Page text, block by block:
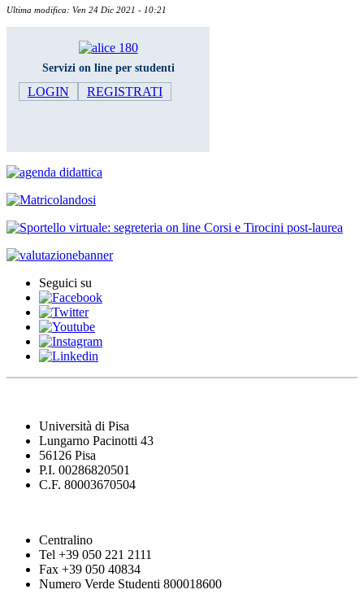
Ultima modifica: Ven 24 Dic 2021 - 10:21
Servizi on line per studenti
LOGIN REGISTRATI
Seguici su
Università di Pisa
Lungarno Pacinotti 43
56126 Pisa
P.I. 00286820501
C.F. 80003670504
Centralino
Tel +39 050 221 2111
Fax +39 050 40834
Numero Verde Studenti 800018600